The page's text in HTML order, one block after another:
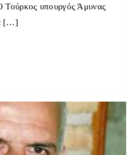
Τούρκος υπουργός Άμυνας
[…]